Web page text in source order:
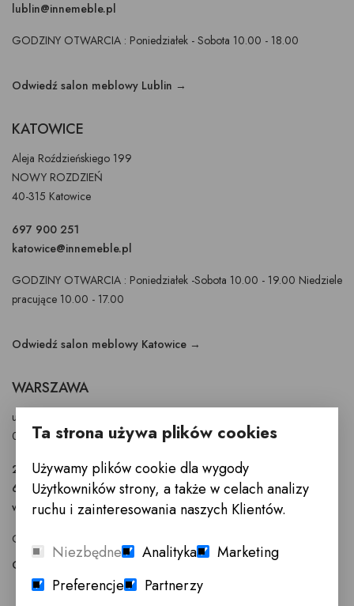
lublin@innemeble.pl
GODZINY OTWARCIA : Poniedziałek - Sobota 10.00 - 18.00
Odwiedź salon meblowy Lublin →
KATOWICE
Aleja Roździeńskiego 199
NOWY ROZDZIEŃ
40-315 Katowice
697 900 251
katowice@innemeble.pl
GODZINY OTWARCIA : Poniedziałek -Sobota 10.00 - 19.00 Niedziele
pracujące 10.00 - 17.00
Odwiedź salon meblowy Katowice →
WARSZAWA
ul. Puławska 326 - budynek Enel-Med
02-819 Warszawa
22 855 40 97
601 777 299
warszawa@innemeble.pl
GODZINY OTWARCIA : Poniedziałek -Sobota 10.00 - 18.00
Odwiedź salon meblowy Warszawa →
Ta strona używa plików cookies
Używamy plików cookie dla wygody
Użytkowników strony, a także w celach analizy
ruchu i zainteresowania naszych Klientów.
Niezbędne Analityka
Marketing
Preferencje
Partnerzy